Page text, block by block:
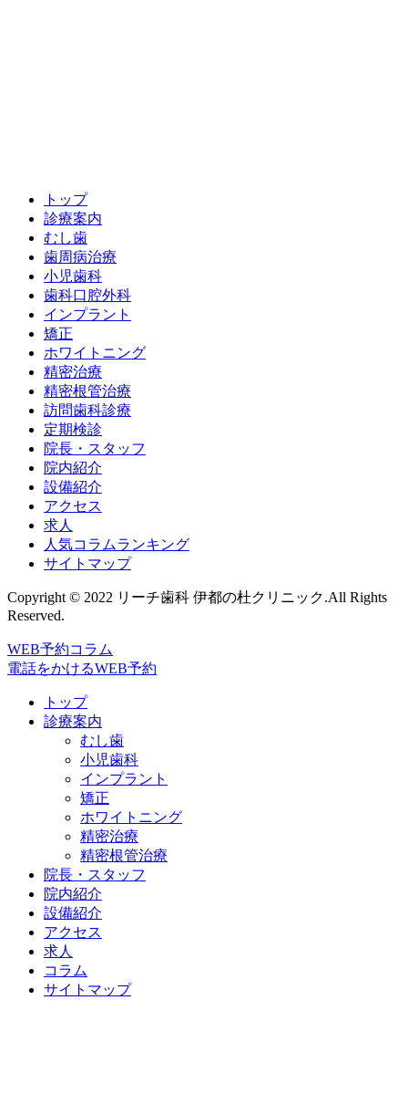
トップ
診療案内
むし歯
歯周病治療
小児歯科
歯科口腔外科
インプラント
矯正
ホワイトニング
精密治療
精密根管治療
訪問歯科診療
定期検診
院長・スタッフ
院内紹介
設備紹介
アクセス
求人
人気コラムランキング
サイトマップ
Copyright © 2022 リーチ歯科 伊都の杜クリニック.All Rights
Reserved.
WEB予約コラム
電話をかけるWEB予約
トップ
診療案内
むし歯
小児歯科
インプラント
矯正
ホワイトニング
精密治療
精密根管治療
院長・スタッフ
院内紹介
設備紹介
アクセス
求人
コラム
サイトマップ